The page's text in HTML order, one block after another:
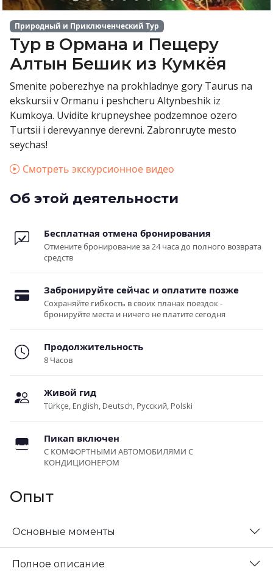
Природный и Приключенческий Тур
Тур в Ормана и Пещеру
Алтын Бешик из Кумкёя
Smenite poberezhye na prokhladnye gory Taurus na
ekskursii v Ormanu i peshcheru Altynbeshik iz
Kumkoya. Uvidite krupneyshee podzemnoe ozero
Turtsii i derevyannye derevni. Zabronruyte mesto
seychas!
Смотреть экскурсионное видео
Об этой деятельности
Бесплатная отмена бронирования
Отмените бронирование за 24 часа до полного возврата
средств
Забронируйте сейчас и оплатите позже
Сохраняйте гибкость в своих планах поездок -
бронируйте места и ничего не платите сегодня
Продолжительность
8 Часов
Живой гид
Türkçe, English, Deutsch, Русский, Polski
Пикап включен
С КОМФОРТНЫМИ АВТОМОБИЛЯМИ С
КОНДИЦИОНЕРОМ
Опыт
Основные моменты
Полное описание